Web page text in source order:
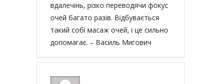
вдалечінь, різко переводячи фокус
очей багато разів. Відбувається
такий собі масаж очей, і це сильно
допомагає. – Василь Мигович